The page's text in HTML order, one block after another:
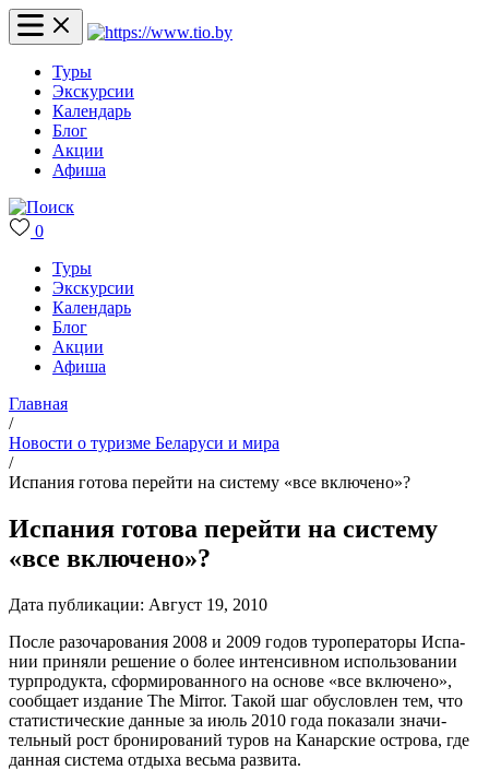
Туры
Экскурсии
Календарь
Блог
Акции
Афиша
0
Туры
Экскурсии
Календарь
Блог
Акции
Афиша
Главная
/
Новости о туризме Беларуси и мира
/
Испания готова перейти на систему «все включено»?
Испания готова перейти на систему
«все включено»?
Дата публикации: Август 19, 2010
После разочарования 2008 и 2009 годов туроператоры Испа­
нии приняли решение о более ин­тенсивном использовании
турпродукта, сформированного на основе «все включено»,
сообщает изда­ние The Mirror. Такой шаг обуслов­лен тем, что
статистические данные за июль 2010 года показали значи­
тельный рост бронирований туров на Канарские острова, где
данная система отдыха весьма развита.